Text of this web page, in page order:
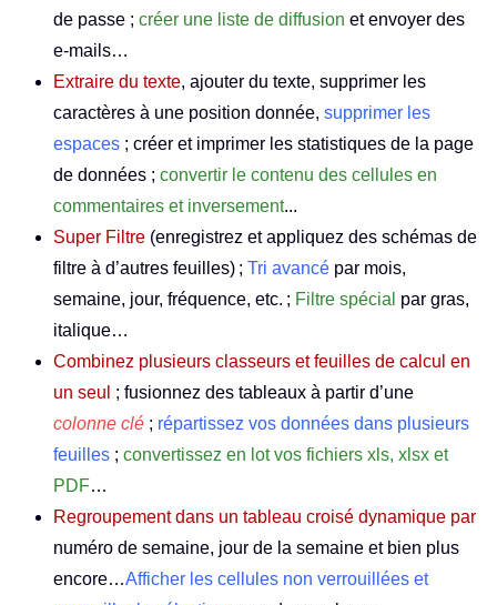
de passe ; créer une liste de diffusion et envoyer des
e-mails…
Extraire du texte, ajouter du texte, supprimer les
caractères à une position donnée, supprimer les
espaces ; créer et imprimer les statistiques de la page
de données ; convertir le contenu des cellules en
commentaires et inversement...
Super Filtre (enregistrez et appliquez des schémas de
filtre à d’autres feuilles) ; Tri avancé par mois,
semaine, jour, fréquence, etc. ; Filtre spécial par gras,
italique…
Combinez plusieurs classeurs et feuilles de calcul en
un seul ; fusionnez des tableaux à partir d’une
colonne clé ; répartissez vos données dans plusieurs
feuilles ; convertissez en lot vos fichiers xls, xlsx et
PDF…
Regroupement dans un tableau croisé dynamique par
numéro de semaine, jour de la semaine et bien plus
encore…Afficher les cellules non verrouillées et